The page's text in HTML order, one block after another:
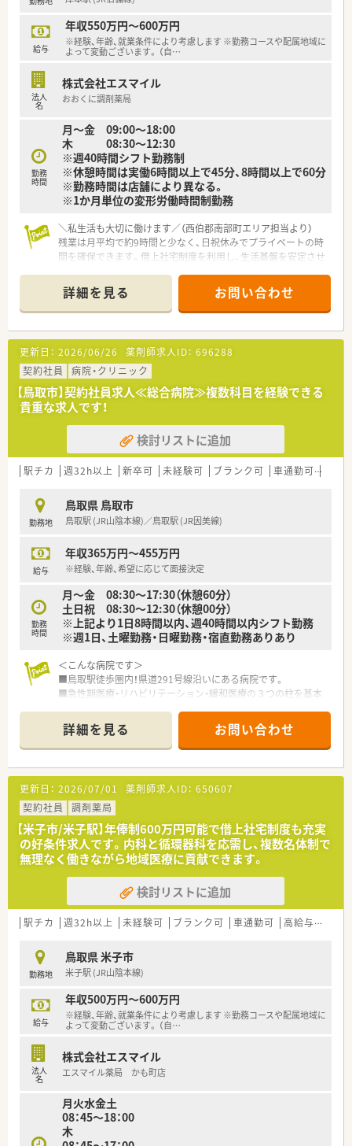
給与
年収550万円～600万円
※経験、年齢、就業条件により考慮します ※勤務コースや配属地域に
よって変動ございます。 （自…
法人
名
株式会社エスマイル
おおくに調剤薬局
勤務
時間
月～金 09:00～18:00
木 08:30～12:30
※週40時間シフト勤務制
※休憩時間は実働6時間以上で45分、8時間以上で60分
※勤務時間は店舗により異なる。
※1か月単位の変形労働時間制勤務
＼私生活も大切に働けます／（西伯郡南部町エリア担当より）
残業は月平均で約9時間と少なく、日祝休みでプライベートの時
間を確保できます。借上社宅制度を利用し、生活基盤を安定させ
＊------------------------------------------＊
【店舗情報と応需状況について】
■岸本駅から車で17分ほどの場所に位置しており、内科や外科
をはじめ多岐にわたる総合科目の処方箋を応需しています。
■1日平均50枚から60枚の処方箋を受け付けており、常勤薬剤師
2名と事務員3名の手厚い人員体制で対応しています。
■外来での調剤業務に加えて、近隣の居宅や施設への在宅業務や
薬の配達も行っており、地域医療に深く貢献しています。
【募集背景と求める人物像について】
■今回の募集は店舗の体制強化と患者様へのサービス向上を目
的とした欠員補充であり、即戦力となる方を歓迎しています。
■ご自身の目指すキャリアプランをしっかりと持ち、前向きに
日々の業務や自己研鑽に取り組むことができる方を求めていま
■地域の患者様に寄り添いながら温かいコミュニケーションを
図り、医療の発展に貢献したいという意欲のある方が理想です。
■東証プライム上場グループの一員として安定した基盤を持ち、
中国地方で100店舗以上を展開する大手調剤薬局法人です。
の連携など、幅広い地域包括ケアに積極的に取り組んでいます。
■社員一人ひとりの負担を軽減するため、無理な店舗展開は行わ
ずに保守的で堅実な運営方針を貫いていることが特徴です。
詳細を見る お問い合わせ
更新日： 2026/06/26 薬剤師求人ID： 696288
契約社員
病院・クリニック
【鳥取市】契約社員求人≪総合病院≫複数科目を経験できる
貴重な求人です！
検討リストに追加
駅チカ 週32h以上 新卒可 未経験可 ブランク可 車通勤可
勤務地
鳥取県 鳥取市
鳥取駅 (JR山陰本線)／鳥取駅 (JR因美線)
給与
年収365万円～455万円
※経験、年齢、希望に応じて面接決定
勤務
時間
月～金 08:30～17:30（休憩60分）
土日祝 08:30～12:30（休憩00分）
※上記より1日8時間以内、週40時間以内シフト勤務
※週1日、土曜勤務・日曜勤務・宿直勤務ありあり
＜こんな病院です＞
■鳥取駅徒歩圏内！県道291号線沿いにある病院です。
■急性期医療・リハビリテーション・緩和医療の３つの柱を基本
■様々な委員会があり、みんながチーム医療に貢献しておりま
す。
■200床以上ある病院です。
＜業務内容＞
■処方箋による調剤業務、服薬指導、薬剤情報の提供、病棟業務
など
＜研修制度＞
■現場の先輩薬剤師より指導を受けて頂きます。
■勉強会や学術運動交流集会など、様々なスキルアップの機会が
あります。
＜こんな方にもオススメ＞
■常にスキルアップを図りたい方
詳細を見る お問い合わせ
更新日： 2026/07/01 薬剤師求人ID： 650607
契約社員
調剤薬局
【米子市/米子駅】年俸制600万円可能で借上社宅制度も充実
の好条件求人です。内科と循環器科を応需し、複数名体制で
無理なく働きながら地域医療に貢献できます。
検討リストに追加
駅チカ 週32h以上 未経験可 ブランク可 車通勤可 高給与(600万円以上)
勤務地
鳥取県 米子市
米子駅 (JR山陰本線)
給与
年収500万円～600万円
※経験、年齢、就業条件により考慮します ※勤務コースや配属地域に
よって変動ございます。 （自…
法人
名
株式会社エスマイル
エスマイル薬局 かも町店
月火水金土
08：45～18：00
木